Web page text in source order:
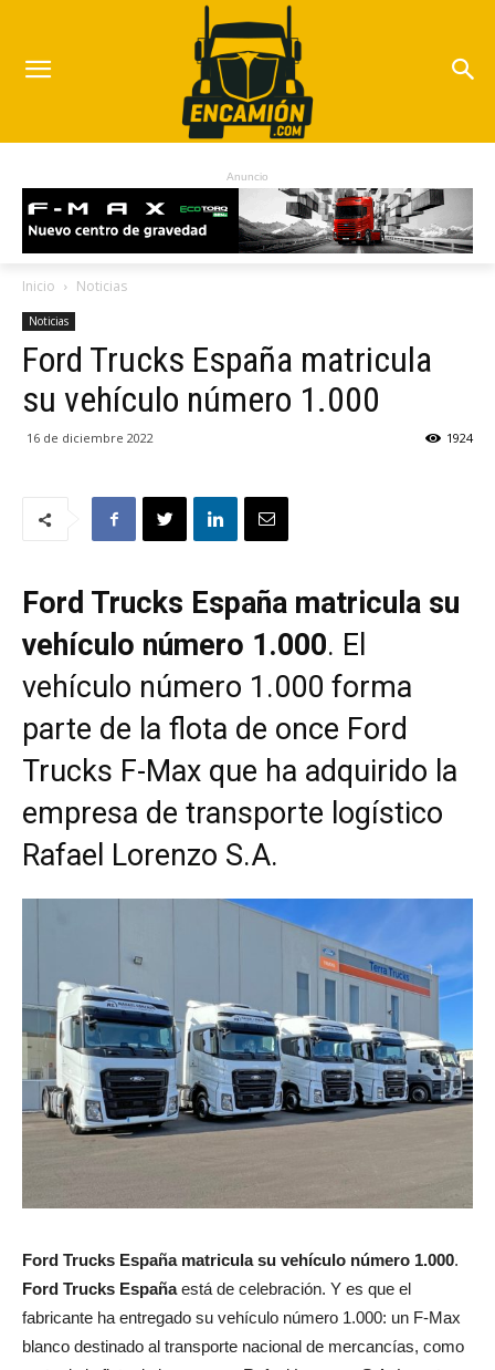
Anuncio
Inicio Noticias
Noticias
Ford Trucks España matricula
su vehículo número 1.000
16 de diciembre 2022 1924
Ford Trucks España matricula su
vehículo número 1.000. El
vehículo número 1.000 forma
parte de la flota de once Ford
Trucks F-Max que ha adquirido la
empresa de transporte logístico
Rafael Lorenzo S.A.
Ford Trucks España matricula su vehículo número 1.000.
Ford Trucks Españaestá de celebración. Y es que el
fabricante ha entregado su vehículo número 1.000: un F-Max
blanco destinado al transporte nacional de mercancías, como